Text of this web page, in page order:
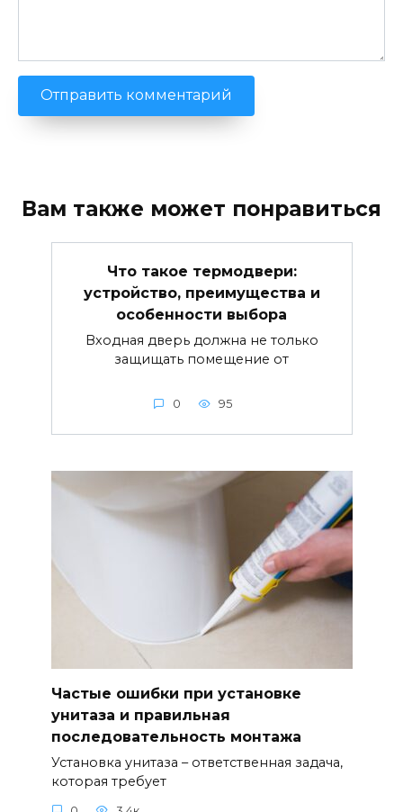
Вам также может понравиться
Что такое термодвери:
устройство, преимущества и
особенности выбора
Входная дверь должна не только
защищать помещение от
0 95
Частые ошибки при установке
унитаза и правильная
последовательность монтажа
Установка унитаза – ответственная задача,
которая требует